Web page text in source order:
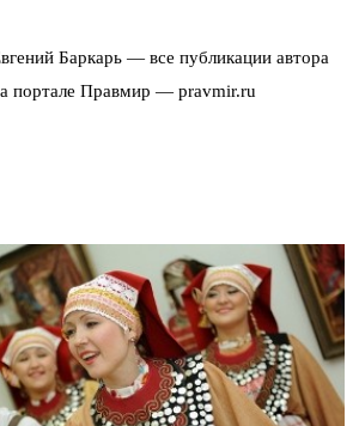
Баркарь — все публикации автора
портале Правмир — pravmir.ru